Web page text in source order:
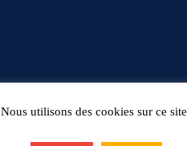
Nous utilisons des cookies sur ce site